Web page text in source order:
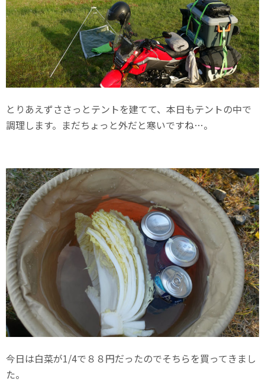
とりあえずささっとテントを建てて、本日もテントの中で
調理します。まだちょっと外だと寒いですね…。
今日は白菜が1/4で８８円だったのでそちらを買ってきまし
た。